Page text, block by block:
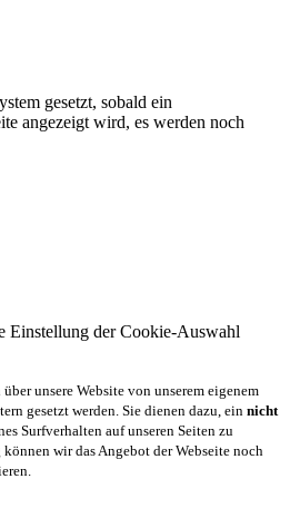
gesetzt, sobald ein
angezeigt wird, es werden noch
Einstellung der Cookie-Auswahl
unsere Website von unserem eigenem
gesetzt werden. Sie dienen dazu, ein nicht
Surfverhalten auf unseren Seiten zu
wir das Angebot der Webseite noch